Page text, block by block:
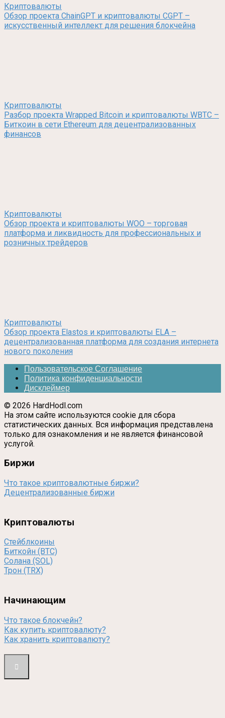
Криптовалюты
Обзор проекта ChainGPT и криптовалюты CGPT –
искусственный интеллект для решения блокчейна
Криптовалюты
Разбор проекта Wrapped Bitcoin и криптовалюты WBTC –
Биткоин в сети Ethereum для децентрализованных
финансов
Криптовалюты
Обзор проекта и криптовалюты WOO – торговая
платформа и ликвидность для профессиональных и
розничных трейдеров
Криптовалюты
Обзор проекта Elastos и криптовалюты ELA –
децентрализованная платформа для создания интернета
нового поколения
Пользовательское Соглашение
Политика конфиденциальности
Дисклеймер
© 2026 HardHodl.com
На этом сайте используются cookie для сбора
статистических данных. Вся информация представлена
только для ознакомления и не является финансовой
услугой.
Биржи
Что такое криптовалютные биржи?
Децентрализованные биржи
Криптовалюты
Стейблкоины
Биткойн (BTC)
Солана (SOL)
Трон (TRX)
Начинающим
Что такое блокчейн?
Как купить криптовалюту?
Как хранить криптовалюту?